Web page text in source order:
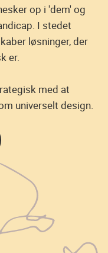
op i 'dem' og
I stedet
løsninger, der
er.
med at
universelt design.